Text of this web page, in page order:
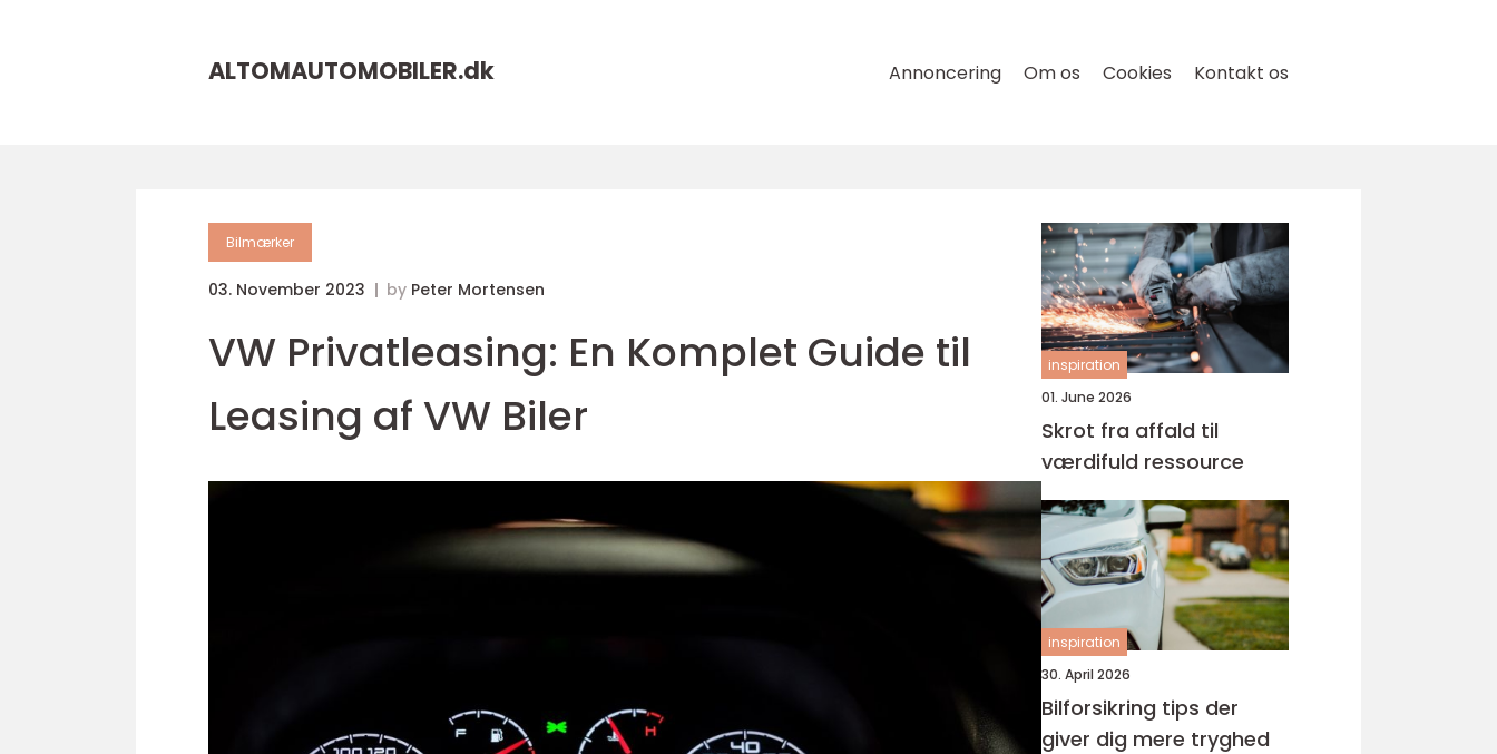
ALTOMAUTOMOBILER.dk Annoncering Om os Cookies Kontakt os
Bilmærker
03. November 2023 by Peter Mortensen
VW Privatleasing: En Komplet Guide til
Leasing af VW Biler
inspiration
01. June 2026
Skrot fra affald til
værdifuld ressource
inspiration
30. April 2026
Bilforsikring tips der
giver dig mere tryghed